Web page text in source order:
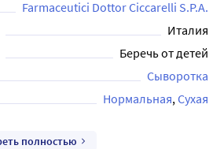
Farmaceutici Dottor Ciccarelli S.P.A.
Италия
Беречь от детей
Сыворотка
Нормальная Сухая
полностью